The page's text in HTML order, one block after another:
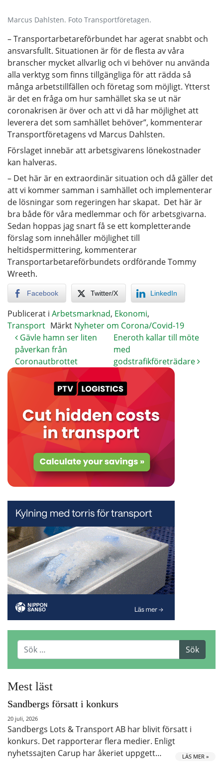
Marcus Dahlsten. Foto Transportföretagen.
– Transportarbetareförbundet har agerat snabbt och
ansvarsfullt. Situationen är för de flesta av våra
branscher mycket allvarlig och vi behöver nu använda
alla verktyg som finns tillgängliga för att rädda så
många arbetstillfällen och företag som möjligt. Ytterst
är det en fråga om hur samhället ska se ut när
coronakrisen är över och att vi då har möjlighet att
leverera det som samhället behöver”, kommenterar
Transportföretagens vd Marcus Dahlsten.
Förslaget innebär att arbetsgivarens lönekostnader
kan halveras.
– Det här är en extraordinär situation och då gäller det
att vi kommer samman i samhället och implementerar
de lösningar som regeringen har skapat. Det här är
bra både för våra medlemmar och för arbetsgivarna.
Sedan hoppas jag snart få se ett kompletterande
förslag som innehåller möjlighet till
heltidspermittering, kommenterar
Transportarbetareförbundets ordförande Tommy
Wreeth.
Facebook Twitter/X LinkedIn
Publicerat i Arbetsmarknad, Ekonomi,
Transport Märkt Nyheter om Corona/Covid-19
Gävle hamn ser liten
påverkan från
Coronautbrottet
Eneroth kallar till möte
med
godstrafikföreträdare
Mest läst
Sandbergs försatt i konkurs
20 juli, 2026
Sandbergs Lots & Transport AB har blivit försatt i
konkurs. Det rapporterar flera medier. Enligt
nyhetssajten Carup har åkeriet uppgett…
LÄS MER »